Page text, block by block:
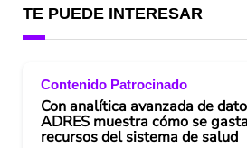
TE PUEDE INTERESAR
Contenido Patrocinado
Con analítica avanzada de
ADRES muestra cómo se
recursos del sistema de salud